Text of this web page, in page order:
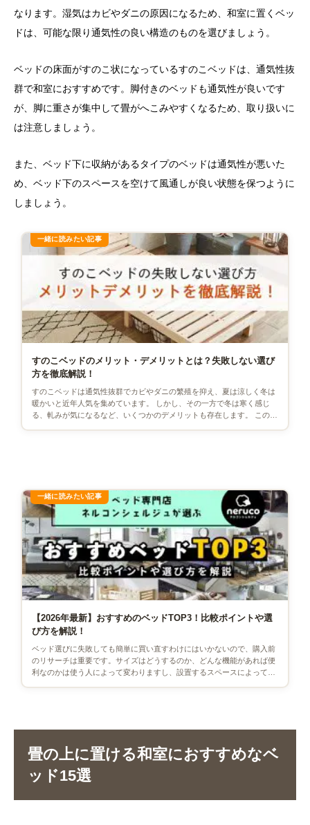
なります。湿気はカビやダニの原因になるため、和室に置くベッ
ドは、可能な限り通気性の良い構造のものを選びましょう。
ベッドの床面がすのこ状になっているすのこベッドは、通気性抜
群で和室におすすめです。脚付きのベッドも通気性が良いです
が、脚に重さが集中して畳がへこみやすくなるため、取り扱いに
は注意しましょう。
また、ベッド下に収納があるタイプのベッドは通気性が悪いた
め、ベッド下のスペースを空けて風通しが良い状態を保つように
しましょう。
すのこベッドのメリット・デメリットとは？失敗しない選び
方を徹底解説！
すのこベッドは通気性抜群でカビやダニの繁殖を抑え、夏は涼しく冬は
暖かいと近年人気を集めています。 しかし、その一方で冬は寒く感じ
る、軋みが気になるなど、いくつかのデメリットも存在します。 この記
【2026年最新】おすすめのベッドTOP3！比較ポイントや選
び方を解説！
ベッド選びに失敗しても簡単に買い直すわけにはいかないので、購入前
のリサーチは重要です。サイズはどうするのか、どんな機能があれば便
利なのかは使う人によって変わりますし、設置するスペースによっても
畳の上に置ける和室におすすめなベ
ッド15選